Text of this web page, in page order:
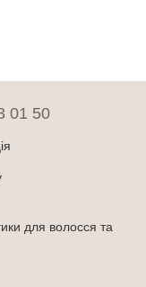
01 50
для волосся та